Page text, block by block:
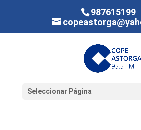
987615199
Seleccionar Página